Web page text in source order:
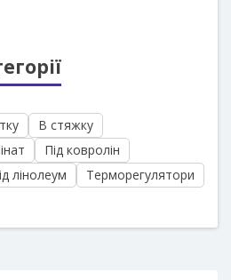
В стяжку
Під ковролін
лінолеум Терморегулятори